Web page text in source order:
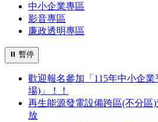
中小企業專區
影音專區
廉政透明專區
⏸ 暫停
歡迎報名參加「115年中小企
場)」！！
再生能源發電設備跨區(不分區
放